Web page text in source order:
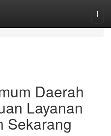
Daerah
Layanan
Sekarang